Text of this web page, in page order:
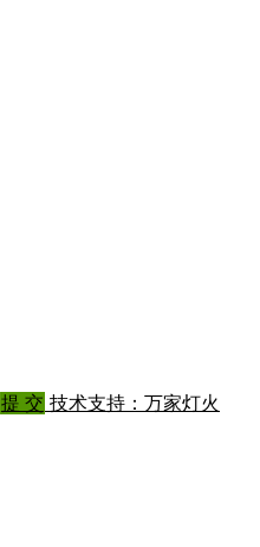
提 交 技术支持：万家灯火